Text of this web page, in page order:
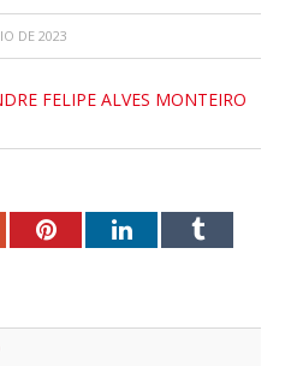
DE 2023
FELIPE ALVES MONTEIRO
PinterestLinkedInTumblr